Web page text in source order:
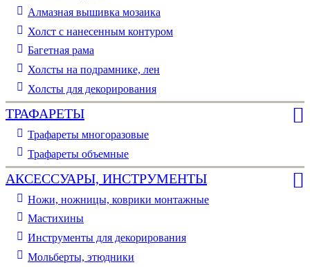
Алмазная вышивка мозаика
Холст с нанесенным контуром
Багетная рама
Холсты на подрамнике, лен
Холсты для декорирования
ТРАФАРЕТЫ
Трафареты многоразовые
Трафареты объемные
АКСЕССУАРЫ, ИНСТРУМЕНТЫ
Ножи, ножницы, коврики монтажные
Мастихины
Инструменты для декорирования
Мольберты, этюдники